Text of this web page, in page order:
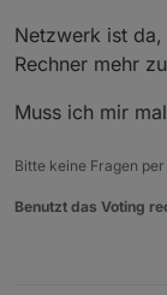
Netzwerk ist
Rechner mehr
Muss ich mir
Bitte keine Fragen
Benutzt das Voting